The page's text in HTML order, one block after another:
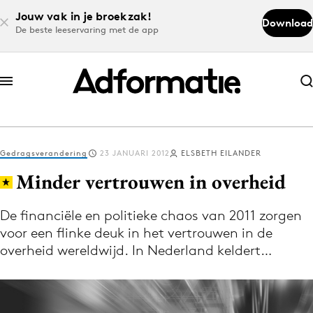
Jouw vak in je broekzak!
De beste leeservaring met de app
Download
Abonneer nu
Abonneer nu
Log in
Download de app
Volg het laatste nieuws via de Adformatie
Nieuws app
Gedragsverandering 23 JANUARI 2012 ELSBETH EILANDER
Minder vertrouwen in overheid
De financiële en politieke chaos van 2011 zorgen
voor een flinke deuk in het vertrouwen in de
overheid wereldwijd. In Nederland keldert…